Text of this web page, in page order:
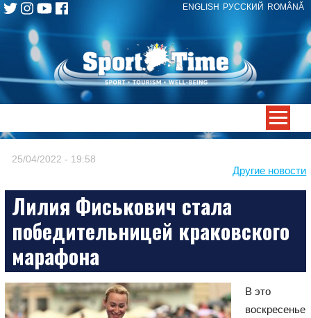
ENGLISH РУССКИЙ ROMÂNĂ
Skip
content
Другие новости
25/04/2022 - 19:58
Лилия Фиськович стала
победительницей краковского
марафона
В это
воскресенье